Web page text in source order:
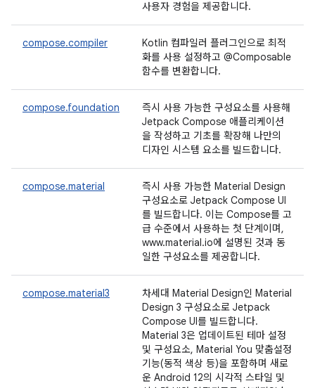
사용자 경험을 제공합니다.
compose.compiler
Kotlin 컴파일러 플러그인으로 최적
화를 사용 설정하고 @Composable
함수를 변환합니다.
compose.foundation
즉시 사용 가능한 구성요소를 사용해
Jetpack Compose 애플리케이션
을 작성하고 기초를 확장해 나만의
디자인 시스템 요소를 빌드합니다.
compose.material
즉시 사용 가능한 Material Design
구성요소로 Jetpack Compose UI
를 빌드합니다. 이는 Compose를 고
급 수준에서 사용하는 첫 단계이며,
www.material.io에 설명된 것과 동
일한 구성요소를 제공합니다.
compose.material3
차세대 Material Design인 Material
Design 3 구성요소로 Jetpack
Compose UI를 빌드합니다.
Material 3은 업데이트된 테마 설정
및 구성요소, Material You 맞춤설정
기능(동적 색상 등)을 포함하며 새로
운 Android 12의 시각적 스타일 및